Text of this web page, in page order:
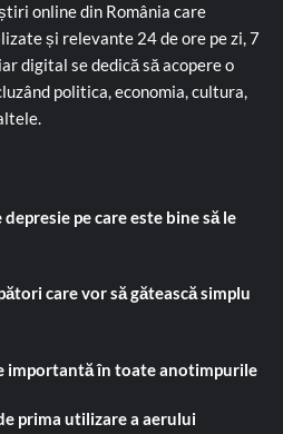
online din România care
și relevante 24 de ore pe zi, 7
digital se dedică să acopere o
politica, economia, cultura,
pe care este bine să le
care vor să gătească simplu
importantă în toate anotimpurile
prima utilizare a aerului